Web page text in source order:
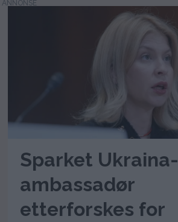
Sparket Ukraina-
ambassadør
etterforskes for